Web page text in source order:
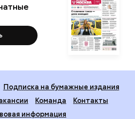
Подписка на бумажные издания
Команда
Контакты
информация